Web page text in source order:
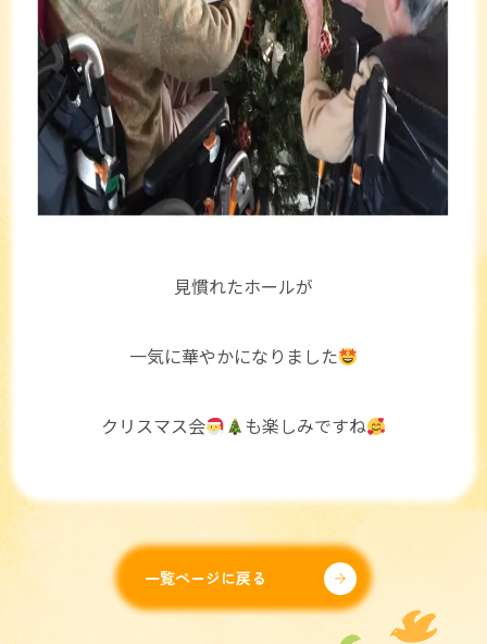
見慣れたホールが
一気に華やかになりました
クリスマス会 も楽しみですね
一覧ページに戻る